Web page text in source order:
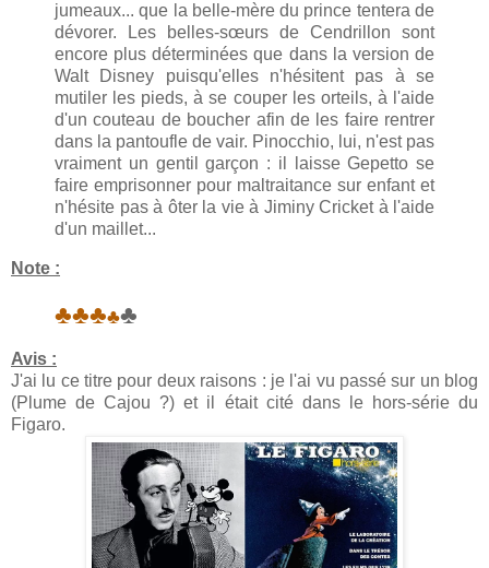
jumeaux... que la belle-mère du prince tentera de
dévorer. Les belles-sœurs de Cendrillon sont
encore plus déterminées que dans la version de
Walt Disney puisqu'elles n'hésitent pas à se
mutiler les pieds, à se couper les orteils, à l'aide
d'un couteau de boucher afin de les faire rentrer
dans la pantoufle de vair. Pinocchio, lui, n'est pas
vraiment un gentil garçon : il laisse Gepetto se
faire emprisonner pour maltraitance sur enfant et
n'hésite pas à ôter la vie à Jiminy Cricket à l'aide
d'un maillet...
Note :
♣♣♣♣♣
Avis :
J'ai lu ce titre pour deux raisons : je l'ai vu passé sur un blog
(Plume de Cajou ?) et il était cité dans le hors-série du
Figaro.